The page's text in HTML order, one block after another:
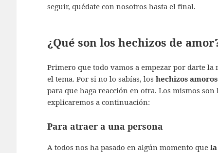
seguir, quédate con nosotros hasta el final.
¿Qué son los hechizos de
Primero que todo vamos a empezar por darte
el tema. Por si no lo sabías, los hechizos
para que haga reacción en otra. Los mismos
explicaremos a continuación:
Para atraer a una persona
A todos nos ha pasado en algún momento que